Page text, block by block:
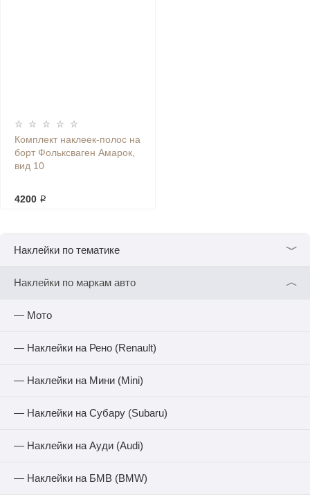
Комплект наклеек-полос на
борт Фольксваген Амарок,
вид 10
4200 ₽
Наклейки по тематике ﹀
Наклейки по маркам авто ︿
— Мото
— Наклейки на Рено (Renault)
— Наклейки на Мини (Mini)
— Наклейки на Субару (Subaru)
— Наклейки на Ауди (Audi)
— Наклейки на БМВ (BMW)